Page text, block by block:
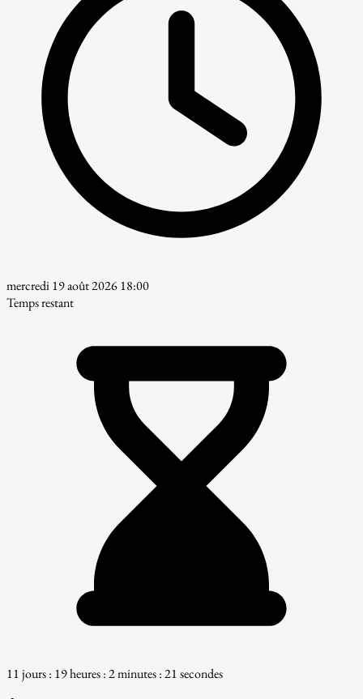
mercredi 19 août 2026 18:00
Temps restant
11 jours : 19 heures : 2 minutes : 20 secondes